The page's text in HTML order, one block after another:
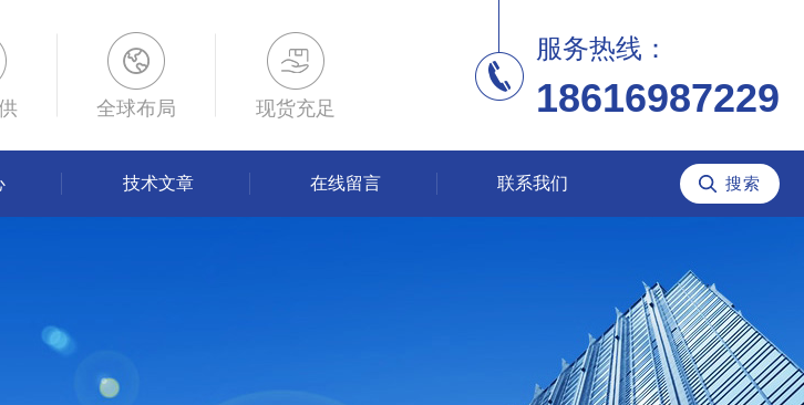
全球布局 现货充足
服务热线：
18616987229
技术文章 在线留言 联系我们